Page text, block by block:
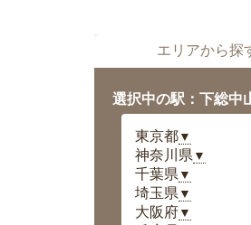
エリアから探
選択中の駅：下総中
東京都▼
神奈川県 ▼
千葉県 ▼
埼玉県 ▼
大阪府▼